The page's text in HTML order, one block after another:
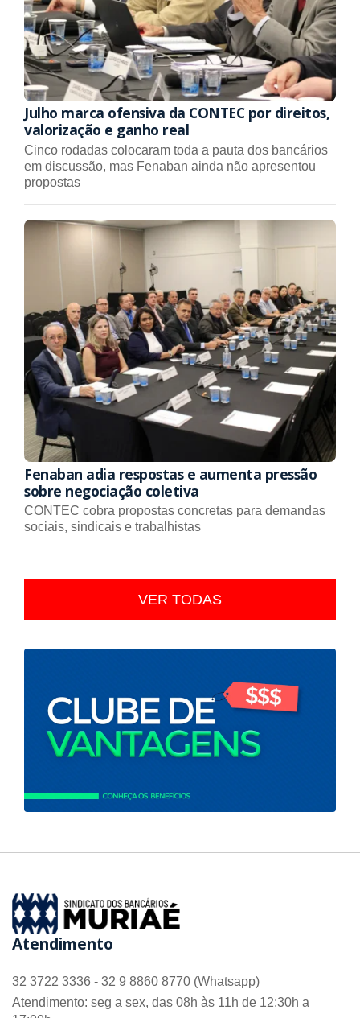
Julho marca ofensiva da CONTEC por direitos,
valorização e ganho real
Cinco rodadas colocaram toda a pauta dos bancários
em discussão, mas Fenaban ainda não apresentou
propostas
Fenaban adia respostas e aumenta pressão
sobre negociação coletiva
CONTEC cobra propostas concretas para demandas
sociais, sindicais e trabalhistas
VER TODAS
Atendimento
32 3722 3336 - 32 9 8860 8770 (Whatsapp)
Atendimento: seg a sex, das 08h às 11h de 12:30h a